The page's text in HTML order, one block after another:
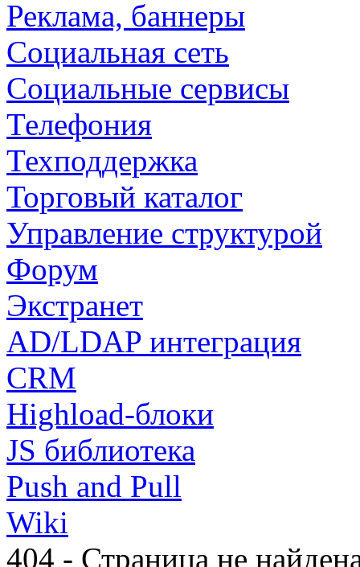
Реклама, баннеры
Социальная сеть
Социальные сервисы
Телефония
Техподдержка
Торговый каталог
Управление структурой
Форум
Экстранет
AD/LDAP интеграция
CRM
Highload-блоки
JS библиотека
Push and Pull
Wiki
404 - Страница не